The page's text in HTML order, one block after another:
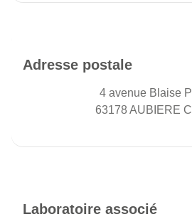
Adresse postale
4 avenue Blaise
63178 AUBIERE
Laboratoire associé